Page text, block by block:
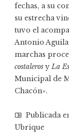
fechas, a su
su estrecha
tuvo el
Antonio
marchas
costaleros yLa
Municipal de
Chacón».
Publicada
Ubrique